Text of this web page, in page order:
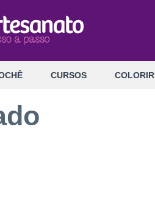
CURSOS COLORIR